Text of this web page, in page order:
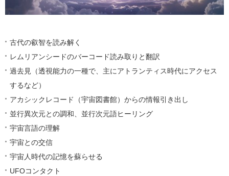
古代の叡智を読み解く
レムリアンシードのバーコード読み取りと翻訳
過去見（透視能力の一種で、主にアトランティス時代にアクセス
するなど）
アカシックレコード（宇宙図書館）からの情報引き出し
並行異次元との調和、並行次元語ヒーリング
宇宙言語の理解
宇宙との交信
宇宙人時代の記憶を蘇らせる
UFOコンタクト